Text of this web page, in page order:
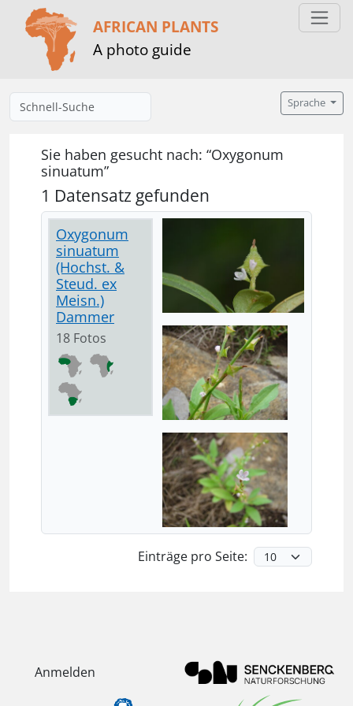
AFRICAN PLANTS
A photo guide
Sprache
Sie haben gesucht nach: “Oxygonum
sinuatum”
1 Datensatz gefunden
Oxygonum
sinuatum
(Hochst. &
Steud. ex
Meisn.)
Dammer
18 Fotos
Einträge pro Seite:
Anmelden